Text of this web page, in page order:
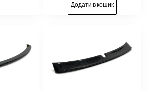
Додати в кошик